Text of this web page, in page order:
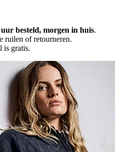
besteld, morgen in huis.
ruilen of retourneren.
is gratis.